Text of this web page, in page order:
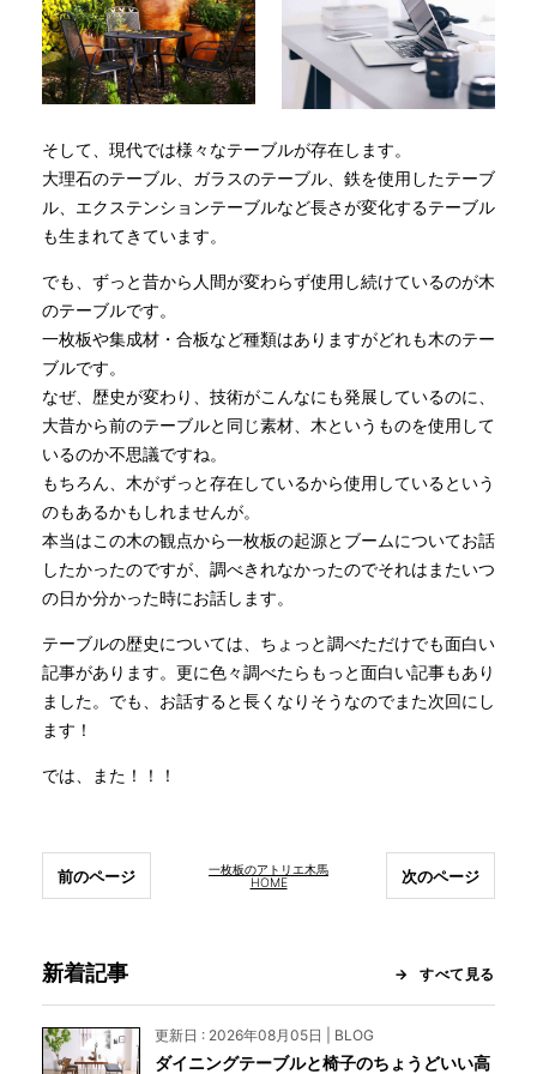
そして、現代では様々なテーブルが存在します。
大理石のテーブル、ガラスのテーブル、鉄を使用したテーブ
ル、エクステンションテーブルなど長さが変化するテーブル
も生まれてきています。
でも、ずっと昔から人間が変わらず使用し続けているのが木
のテーブルです。
一枚板や集成材・合板など種類はありますがどれも木のテー
ブルです。
なぜ、歴史が変わり、技術がこんなにも発展しているのに、
大昔から前のテーブルと同じ素材、木というものを使用して
いるのか不思議ですね。
もちろん、木がずっと存在しているから使用しているという
のもあるかもしれませんが。
本当はこの木の観点から一枚板の起源とブームについてお話
したかったのですが、調べきれなかったのでそれはまたいつ
の日か分かった時にお話します。
テーブルの歴史については、ちょっと調べただけでも面白い
記事があります。更に色々調べたらもっと面白い記事もあり
ました。でも、お話すると長くなりそうなのでまた次回にし
ます！
では、また！！！
一枚板のアトリエ木馬
HOME
前のページ 次のページ
新着記事 すべて見る
更新日 : 2026年08月05日 | BLOG
ダイニングテーブルと椅子のちょうどいい高